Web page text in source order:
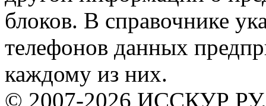
блоков. В справочнике
телефонов данных
каждому из них.
© 2007-2026 ИССКУР РУ.